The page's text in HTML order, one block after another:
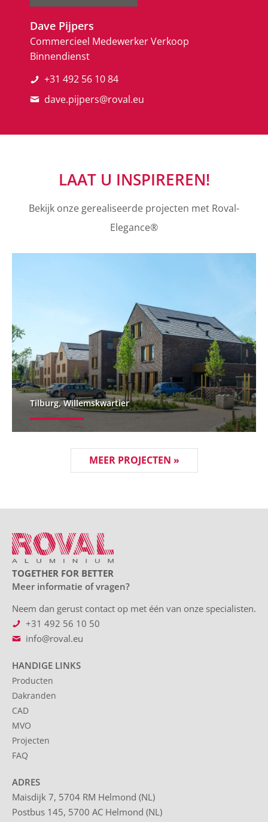
Dave Pijpers
Commercieel Medewerker Verkoop
Binnendienst
+31 492 56 10 84
dave.pijpers@roval.eu
LAAT U INSPIREREN!
Bekijk onze gerealiseerde projecten met Roval-
Elegance®
Tilburg, Willemskwartier
MEER PROJECTEN »
TOGETHER FOR BETTER
Meer informatie of vragen?
Neem dan gerust contact op met één van onze specialisten.
+31 492 56 10 50
info@roval.eu
HANDIGE LINKS
Producten
Dakranden
CAD
MVO
Projecten
FAQ
ADRES
Maisdijk 7, 5704 RM Helmond (NL)
Postbus 145, 5700 AC Helmond (NL)